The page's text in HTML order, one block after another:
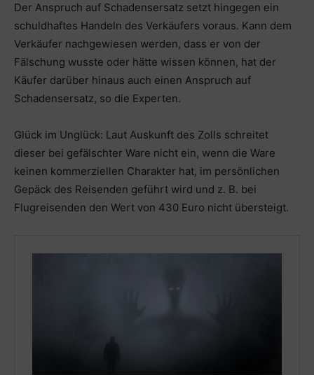
Der Anspruch auf Schadensersatz setzt hingegen ein
schuldhaftes Handeln des Verkäufers voraus. Kann dem
Verkäufer nachgewiesen werden, dass er von der
Fälschung wusste oder hätte wissen können, hat der
Käufer darüber hinaus auch einen Anspruch auf
Schadensersatz, so die Experten.
Glück im Unglück: Laut Auskunft des Zolls schreitet
dieser bei gefälschter Ware nicht ein, wenn die Ware
keinen kommerziellen Charakter hat, im persönlichen
Gepäck des Reisenden geführt wird und z. B. bei
Flugreisenden den Wert von 430 Euro nicht übersteigt.